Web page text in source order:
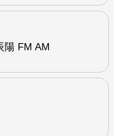
陽 FM AM